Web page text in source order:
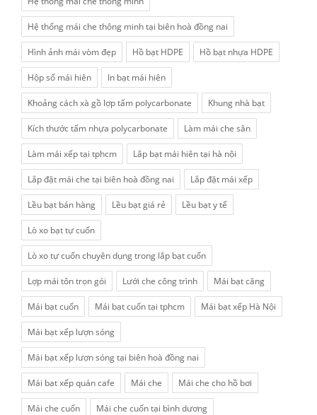
Hệ thống mái che thông minh tại biên hoà đồng nai
Hình ảnh mái vòm đẹp Hồ bạt HDPE Hồ bạt nhựa HDPE
Hộp số mái hiên In bạt mái hiên
Khoảng cách xà gồ lợp tấm polycarbonate Khung nhà bạt
Kích thước tấm nhựa polycarbonate Làm mái che sân
Làm mái xếp tại tphcm Lắp bạt mái hiên tại hà nội
Lắp đặt mái che tại biên hoà đồng nai Lắp đặt mái xếp
Lều bạt bán hàng Lều bạt giá rẻ Lều bạt y tế
Lò xo bạt tự cuốn
Lò xo tự cuốn chuyên dụng trong lắp bạt cuốn
Lợp mái tôn trọn gói Lưới che công trình Mái bạt căng
Mái bạt cuốn Mái bạt cuốn tại tphcm Mái bạt xếp Hà Nội
Mái bạt xếp lượn sóng
Mái bạt xếp lượn sóng tại biên hoà đồng nai
Mái bạt xếp quán cafe Mái che Mái che cho hồ bơi
Mái che cuốn Mái che cuốn tại bình dương